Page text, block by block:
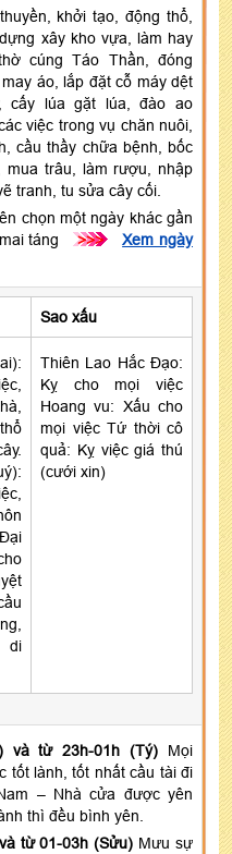
khởi tạo, động thổ,
xây kho vựa, làm hay
cúng Táo Thần, đóng
áo, lắp đặt cỗ máy dệt
cấy lúa gặt lúa, đào ao
việc trong vụ chăn nuôi,
cầu thầy chữa bệnh, bốc
mua trâu, làm rượu, nhập
tranh, tu sửa cây cối.
chọn một ngày khác gần
táng
>>>
Xem ngày
Sao xấu
Thiên Lao Hắc Đạo:
Kỵ cho mọi việc
Hoang vu: Xấu cho
mọi việc Tứ thời cô
quả: Kỵ việc giá thú
(cưới xin)
và từ 23h-01h (Tý)
Mọi
tốt lành, tốt nhất cầu tài đi
– Nhà cửa được yên
thì đều bình yên.
từ 01-03h (Sửu) Mưu sự